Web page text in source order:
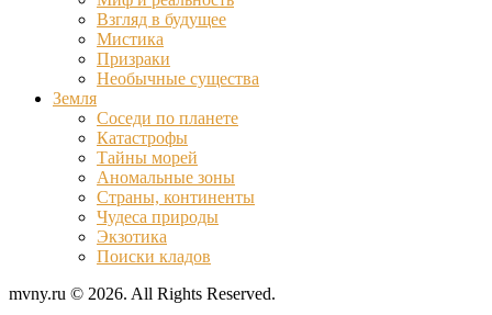
Взгляд в будущее
Мистика
Призраки
Необычные существа
Земля
Соседи по планете
Катастрофы
Тайны морей
Аномальные зоны
Страны, континенты
Чудеса природы
Экзотика
Поиски кладов
mvny.ru © 2026. All Rights Reserved.